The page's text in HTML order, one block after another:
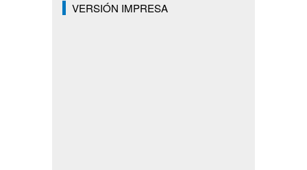
VERSIÓN IMPRESA